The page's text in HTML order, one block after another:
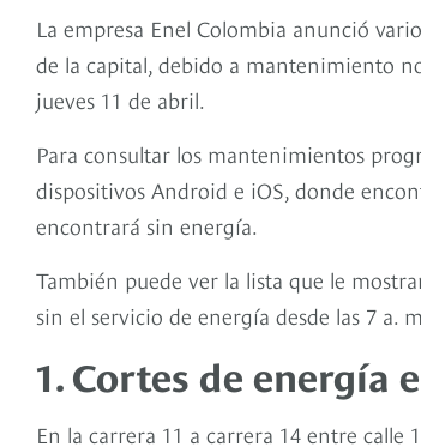
La empresa Enel Colombia anunció
de la capital, debido a mantenimiento
jueves 11 de abril.
Para consultar los mantenimientos
dispositivos Android e iOS, donde
encontrará sin energía.
También puede ver la lista que le
sin el servicio de energía desde las 7 a.
1. Cortes de energía
En la carrera 11 a carrera 14 entre calle